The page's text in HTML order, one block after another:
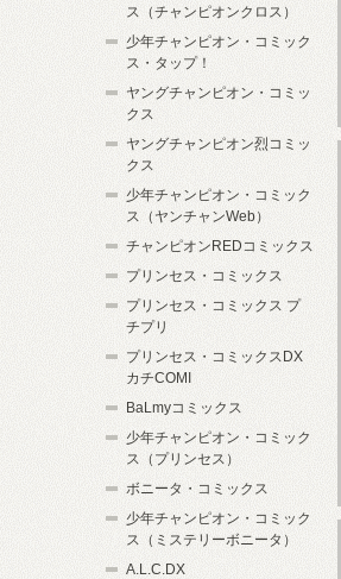
ス（チャンピオンクロス）
少年チャンピオン・コミック
ス・タップ！
ヤングチャンピオン・コミッ
クス
ヤングチャンピオン烈コミッ
クス
少年チャンピオン・コミック
ス（ヤンチャンWeb）
チャンピオンREDコミックス
プリンセス・コミックス
プリンセス・コミックス プ
チプリ
プリンセス・コミックスDX
カチCOMI
BaLmyコミックス
少年チャンピオン・コミック
ス（プリンセス）
ボニータ・コミックス
少年チャンピオン・コミック
ス（ミステリーボニータ）
A.L.C.DX